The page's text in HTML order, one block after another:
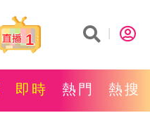
1
即時 熱門 熱搜